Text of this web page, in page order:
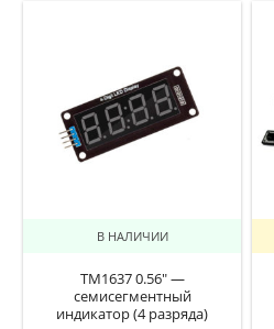
В НАЛИЧИИ
TM1637 0.56″ —
семисегментный
индикатор (4 разряда)